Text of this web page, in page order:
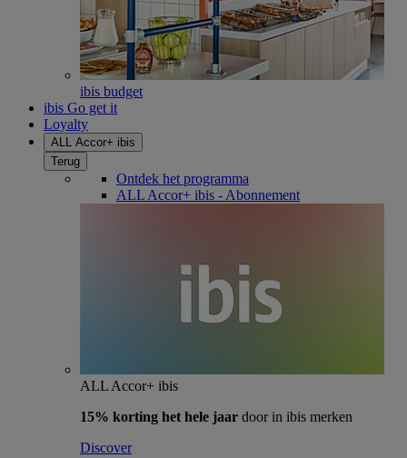
ibis budget
ibis Go get it
Loyalty
ALL Accor+ ibis
Terug
Ontdek het programma
ALL Accor+ ibis - Abonnement
ALL Accor+ ibis
15% korting het hele jaar door in ibis merken
Discover